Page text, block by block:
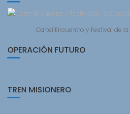
Cartel Encuentro y Festival de
OPERACIÓN FUTURO
TREN MISIONERO